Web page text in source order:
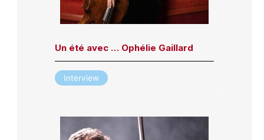
Un été avec … Ophélie Gaillard
Interview